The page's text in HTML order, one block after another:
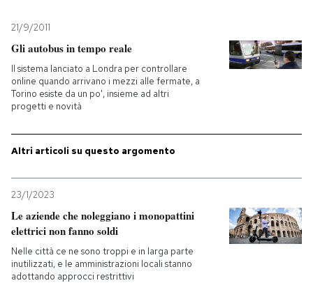
Internet
Scienza
Cultura
Economia
Sport
Altrecose
NEWSLETTER
I MIEI PREFERITI
21/9/2011
Gli autobus in tempo reale
Il sistema lanciato a Londra per controllare
online quando arrivano i mezzi alle fermate, a
Torino esiste da un po', insieme ad altri
progetti e novità
Altri articoli su questo argomento
23/1/2023
Le aziende che noleggiano i monopattini
elettrici non fanno soldi
Nelle città ce ne sono troppi e in larga parte
inutilizzati, e le amministrazioni locali stanno
adottando approcci restrittivi